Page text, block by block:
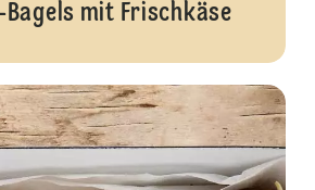
mit Frischkäse